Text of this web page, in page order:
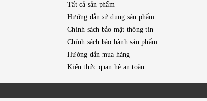
Tất cả sản phẩm
Hướng dẫn sử dụng sản phẩm
Chính sách bảo mật thông tin
Chính sách bảo hành sản phẩm
Hướng dẫn mua hàng
Kiến thức quan hệ an toàn